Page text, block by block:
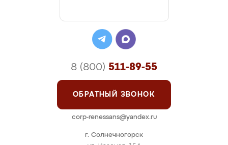
г. Солнечногорск
8 (800) 511-89-55
ОБРАТНЫЙ ЗВОНОК
corp-renessans@yandex.ru